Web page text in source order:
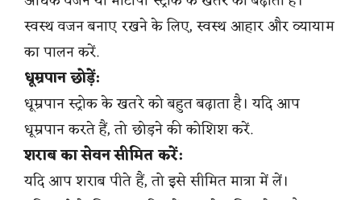
स्वस्थ वजन बनाए रखने के लिए, स्वस्थ आहार और व्यायाम
का पालन करें.
धूम्रपान छोड़ें:
धूम्रपान स्ट्रोक के खतरे को बहुत बढ़ाता है। यदि आप
धूम्रपान करते हैं, तो छोड़ने की कोशिश करें.
शराब का सेवन सीमित करें:
यदि आप शराब पीते हैं, तो इसे सीमित मात्रा में लें।